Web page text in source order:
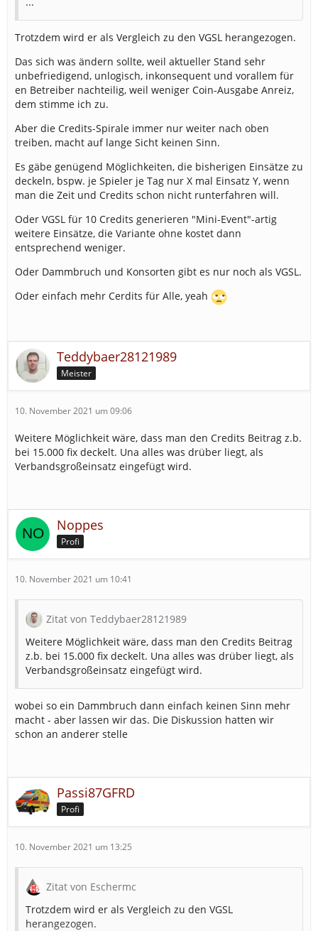
Trotzdem wird er als Vergleich zu den VGSL herangezogen.
Das sich was ändern sollte, weil aktueller Stand sehr
unbefriedigend, unlogisch, inkonsequent und vorallem für
en Betreiber nachteilig, weil weniger Coin-Ausgabe Anreiz,
dem stimme ich zu.
Aber die Credits-Spirale immer nur weiter nach oben
treiben, macht auf lange Sicht keinen Sinn.
Es gäbe genügend Möglichkeiten, die bisherigen Einsätze zu
deckeln, bspw. je Spieler je Tag nur X mal Einsatz Y, wenn
man die Zeit und Credits schon nicht runterfahren will.
Oder VGSL für 10 Credits generieren "Mini-Event"-artig
weitere Einsätze, die Variante ohne kostet dann
entsprechend weniger.
Oder Dammbruch und Konsorten gibt es nur noch als VGSL.
Oder einfach mehr Cerdits für Alle, yeah
Teddybaer28121989
Meister
10. November 2021 um 09:06
Weitere Möglichkeit wäre, dass man den Credits Beitrag z.b.
bei 15.000 fix deckelt. Una alles was drüber liegt, als
Verbandsgroßeinsatz eingefügt wird.
Noppes
Profi
10. November 2021 um 10:41
Zitat von Teddybaer28121989
Weitere Möglichkeit wäre, dass man den Credits Beitrag
z.b. bei 15.000 fix deckelt. Una alles was drüber liegt, als
Verbandsgroßeinsatz eingefügt wird.
wobei so ein Dammbruch dann einfach keinen Sinn mehr
macht - aber lassen wir das. Die Diskussion hatten wir
schon an anderer stelle
Passi87GFRD
Profi
10. November 2021 um 13:25
Zitat von Eschermc
Trotzdem wird er als Vergleich zu den VGSL
herangezogen.